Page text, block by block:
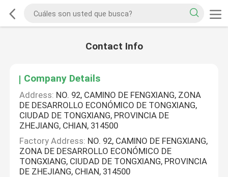
Contact Info
Company Details
Address: NO. 92, CAMINO DE FENGXIANG, ZONA
DE DESARROLLO ECONÓMICO DE TONGXIANG,
CIUDAD DE TONGXIANG, PROVINCIA DE
ZHEJIANG, CHIAN, 314500
Factory Address: NO. 92, CAMINO DE FENGXIANG,
ZONA DE DESARROLLO ECONÓMICO DE
TONGXIANG, CIUDAD DE TONGXIANG, PROVINCIA
DE ZHEJIANG, CHIAN, 314500